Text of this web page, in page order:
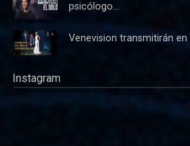
psicólogo...
Venevision transmitirán en
Instagram